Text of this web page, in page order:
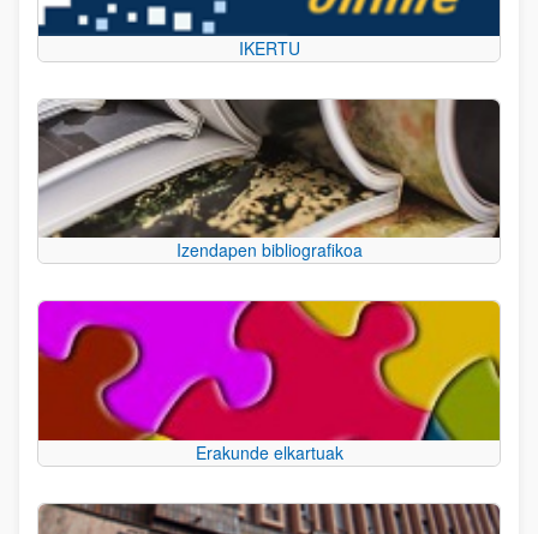
IKERTU
Izendapen bibliografikoa
Erakunde elkartuak